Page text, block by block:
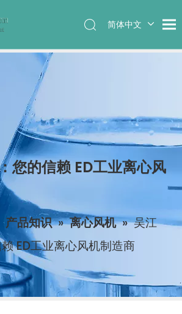
简体中文
您的信赖 ED工业离心风
产品知识 »离心风机»吴江
ED工业离心风机制造商